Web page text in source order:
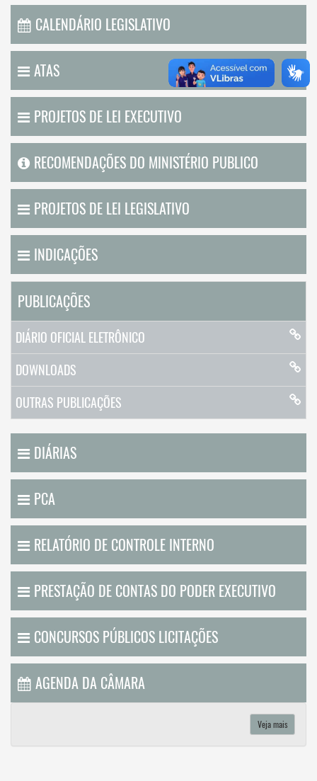
CALENDÁRIO LEGISLATIVO
ATAS
PROJETOS DE LEI EXECUTIVO
RECOMENDAÇÕES DO MINISTÉRIO PUBLICO
PROJETOS DE LEI LEGISLATIVO
INDICAÇÕES
PUBLICAÇÕES
DIÁRIO OFICIAL ELETRÔNICO
DOWNLOADS
OUTRAS PUBLICAÇÕES
DIÁRIAS
PCA
RELATÓRIO DE CONTROLE INTERNO
PRESTAÇÃO DE CONTAS DO PODER EXECUTIVO
CONCURSOS PÚBLICOS LICITAÇÕES
AGENDA DA CÂMARA
Veja mais